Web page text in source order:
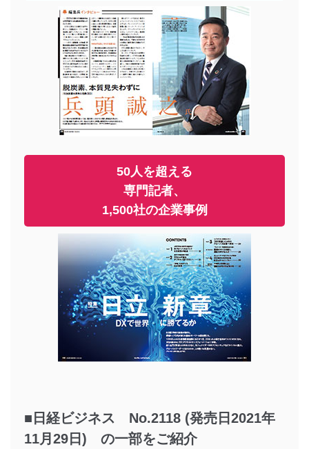
50人を超える
専門記者、
1,500社の企業事例
■日経ビジネス No.2118 (発売日2021年
11月29日) の一部をご紹介